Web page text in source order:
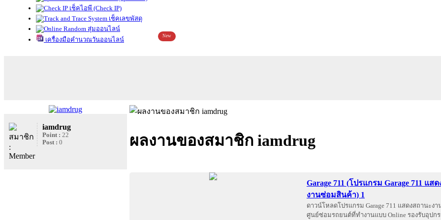
เช็คไอพี (Check IP)
เช็คเลขพัสดุ
สุ่มออนไลน์
เครื่องมือคำนวณวันออนไลน์
New
iamdrug
Point : 22
Post : 0 ผลงานของสมาชิก iamdrug
Garage 711 (โปรแกรม Garage 711 แส
งานซ่อมสินค้า) 1
ดาวน์โหลดโปรแกรม Garage 711 แสดงสถานะง
ศูนย์ซ่อมรถยนต์ที่ทำงานแบบ Online รองรับอุปก